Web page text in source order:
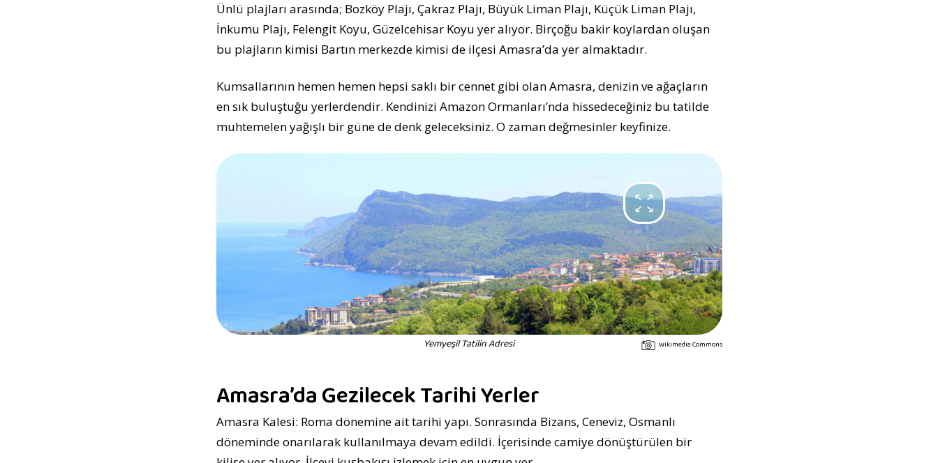
Ünlü plajları arasında; Bozköy Plajı, Çakraz Plajı, Büyük Liman Plajı, Küçük Liman Plajı,
İnkumu Plajı, Felengit Koyu, Güzelcehisar Koyu yer alıyor. Birçoğu bakir koylardan oluşan
bu plajların kimisi Bartın merkezde kimisi de ilçesi Amasra’da yer almaktadır.
Kumsallarının hemen hemen hepsi saklı bir cennet gibi olan Amasra, denizin ve ağaçların
en sık buluştuğu yerlerdendir. Kendinizi Amazon Ormanları’nda hissedeceğiniz bu tatilde
muhtemelen yağışlı bir güne de denk geleceksiniz. O zaman değmesinler keyfinize.
Yemyeşil Tatilin Adresi Wikimedia Commons
Amasra’da Gezilecek Tarihi Yerler
Amasra Kalesi: Roma dönemine ait tarihi yapı. Sonrasında Bizans, Ceneviz, Osmanlı
döneminde onarılarak kullanılmaya devam edildi. İçerisinde camiye dönüştürülen bir